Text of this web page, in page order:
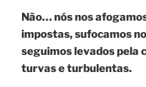
Não… nós nos
impostas, sufocamos
seguimos levados pela
turvas e turbulentas.